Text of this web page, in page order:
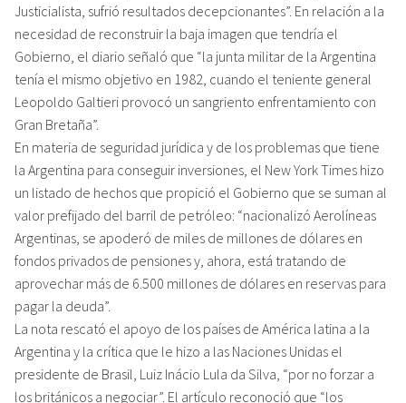
Justicialista, sufrió resultados decepcionantes”. En relación a la
necesidad de reconstruir la baja imagen que tendría el
Gobierno, el diario señaló que “la junta militar de la Argentina
tenía el mismo objetivo en 1982, cuando el teniente general
Leopoldo Galtieri provocó un sangriento enfrentamiento con
Gran Bretaña”.
En materia de seguridad jurídica y de los problemas que tiene
la Argentina para conseguir inversiones, el New York Times hizo
un listado de hechos que propició el Gobierno que se suman al
valor prefijado del barril de petróleo: “nacionalizó Aerolíneas
Argentinas, se apoderó de miles de millones de dólares en
fondos privados de pensiones y, ahora, está tratando de
aprovechar más de 6.500 millones de dólares en reservas para
pagar la deuda”.
La nota rescató el apoyo de los países de América latina a la
Argentina y la crítica que le hizo a las Naciones Unidas el
presidente de Brasil, Luiz Inácio Lula da Silva, “por no forzar a
los británicos a negociar”. El artículo reconoció que “los